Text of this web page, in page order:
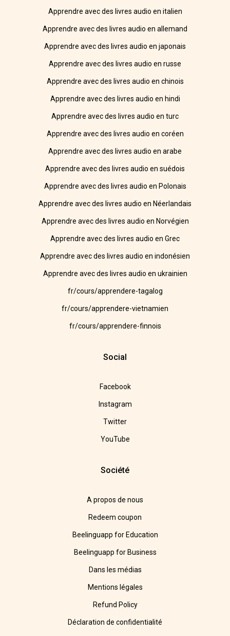
Apprendre avec des livres audio en italien
Apprendre avec des livres audio en allemand
Apprendre avec des livres audio en japonais
Apprendre avec des livres audio en russe
Apprendre avec des livres audio en chinois
Apprendre avec des livres audio en hindi
Apprendre avec des livres audio en turc
Apprendre avec des livres audio en coréen
Apprendre avec des livres audio en arabe
Apprendre avec des livres audio en suédois
Apprendre avec des livres audio en Polonais
Apprendre avec des livres audio en Néerlandais
Apprendre avec des livres audio en Norvégien
Apprendre avec des livres audio en Grec
Apprendre avec des livres audio en indonésien
Apprendre avec des livres audio en ukrainien
fr/cours/apprendere-tagalog
fr/cours/apprendere-vietnamien
fr/cours/apprendere-finnois
Social
Facebook
Instagram
Twitter
YouTube
Société
A propos de nous
Redeem coupon
Beelinguapp for Education
Beelinguapp for Business
Dans les médias
Mentions légales
Refund Policy
Déclaration de confidentialité